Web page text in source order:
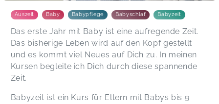
Auszeit Baby Babypflege Babyschlaf Babyzeit
Das erste Jahr mit Baby ist eine aufregende Zeit.
Das bisherige Leben wird auf den Kopf gestellt
und es kommt viel Neues auf Dich zu. In meinen
Kursen begleite ich Dich durch diese spannende
Zeit.
Babyzeit ist ein Kurs für Eltern mit Babys bis 9